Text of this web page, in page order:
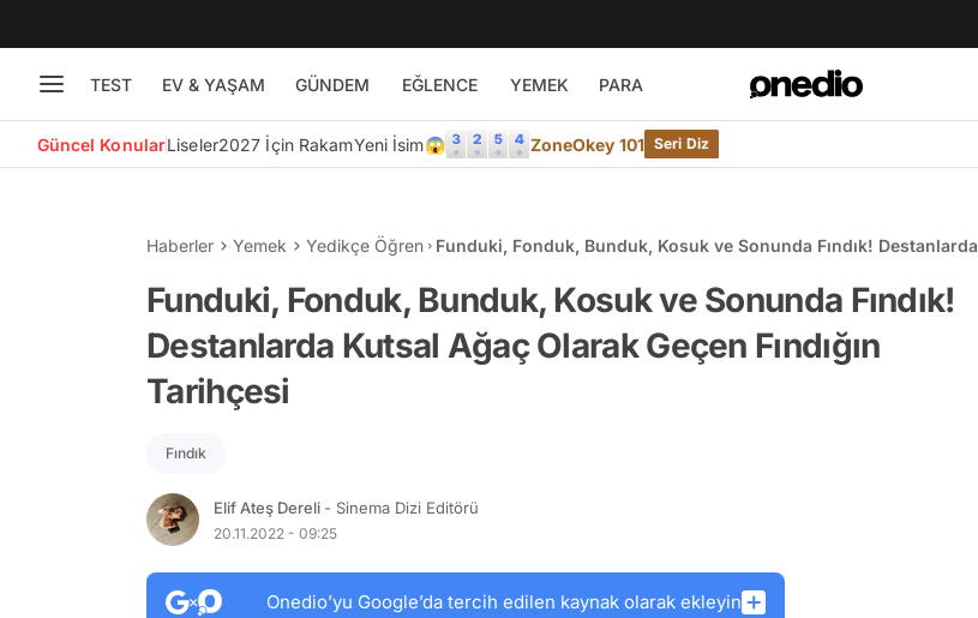
TEST EV & YAŞAM GÜNDEM EĞLENCE YEMEK PARA
Güncel KonularLiseler2027 İçin RakamYeni İsim😱 ZoneOkey 101 Seri Diz
Haberler Yemek Yedikçe Öğren
Funduki, Fonduk, Bunduk, Kosuk ve Sonunda Fındık! Destanlarda
Funduki, Fonduk, Bunduk, Kosuk ve Sonunda Fındık!
Destanlarda Kutsal Ağaç Olarak Geçen Fındığın
Tarihçesi
Fındık
Elif Ateş Dereli - Sinema Dizi Editörü
20.11.2022 - 09:25
Onedio’yu Google’da tercih edilen kaynak olarak ekleyin